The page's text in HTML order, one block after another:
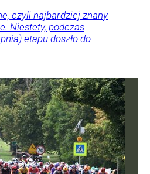
czyli najbardziej znany
Niestety, podczas
etapu doszło do